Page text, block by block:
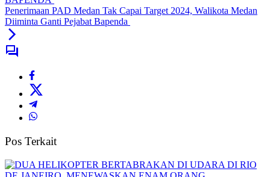
Penerimaan PAD Medan Tak Capai Target 2024, Walikota Medan
Diiminta Ganti Pejabat Bapenda
Pos Terkait